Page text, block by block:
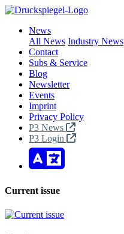
News
All News Industry News
Contact
Subs & Service
Blog
Newsletter
Events
Imprint
Privacy Policy
P3 News
P3 Login
Current issue